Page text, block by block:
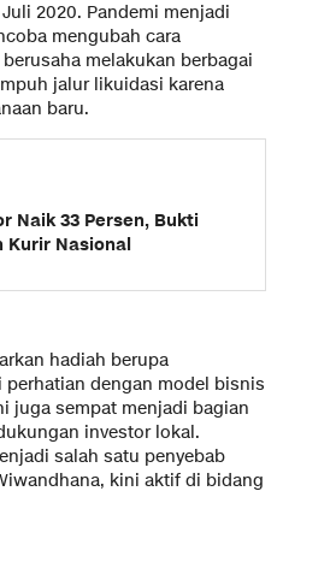
2020. Pandemi menjadi
mengubah cara
melakukan berbagai
jalur likuidasi karena
baru.
Naik 33 Persen, Bukti
Kurir Nasional
hadiah berupa
dengan model bisnis
juga sempat menjadi bagian
investor lokal.
salah satu penyebab
kini aktif di bidang